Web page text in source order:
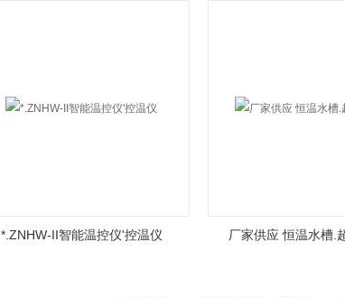
*.ZNHW-II智能温控仪'控温仪 厂家供应 恒温水槽.